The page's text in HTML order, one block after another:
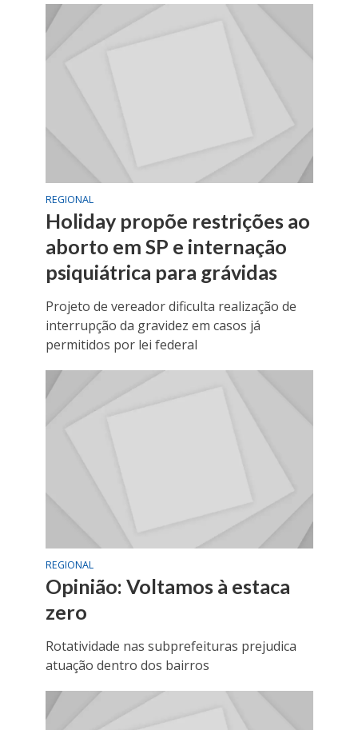
REGIONAL
Holiday propõe restrições ao
aborto em SP e internação
psiquiátrica para grávidas
Projeto de vereador dificulta realização de
interrupção da gravidez em casos já
permitidos por lei federal
REGIONAL
Opinião: Voltamos à estaca
zero
Rotatividade nas subprefeituras prejudica
atuação dentro dos bairros